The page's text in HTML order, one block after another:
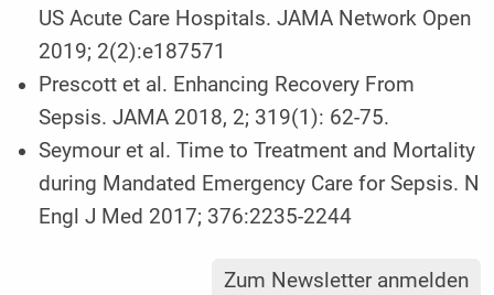
US Acute Care Hospitals. JAMA Network Open
2019; 2(2):e187571
Prescott et al. Enhancing Recovery From
Sepsis. JAMA 2018, 2; 319(1): 62-75.
Seymour et al. Time to Treatment and Mortality
during Mandated Emergency Care for Sepsis. N
Engl J Med 2017; 376:2235-2244
Zum Newsletter anmelden